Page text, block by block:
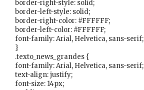
border-right-style: solid;
border-left-style: solid;
border-right-color: #FFFFFF;
border-left-color: #FFFFFF;
font-family: Arial, Helvetica, sans-serif;
}
.texto_news_grandes {
font-family: Arial, Helvetica, sans-serif;
text-align: justify;
font-size: 14px;